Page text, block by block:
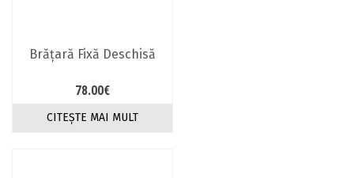
produsului.
Brăţară Fixă Deschisă
78.00€
CITEȘTE MAI MULT